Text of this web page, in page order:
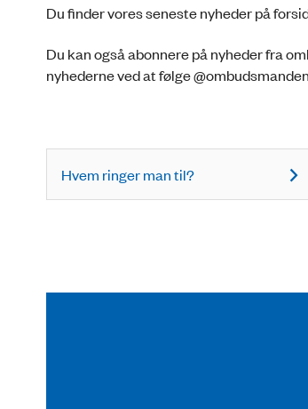
Du finder vores seneste nyheder på
Du kan også abonnere på nyheder fra
nyhederne ved at følge
Hvem ringer man til?